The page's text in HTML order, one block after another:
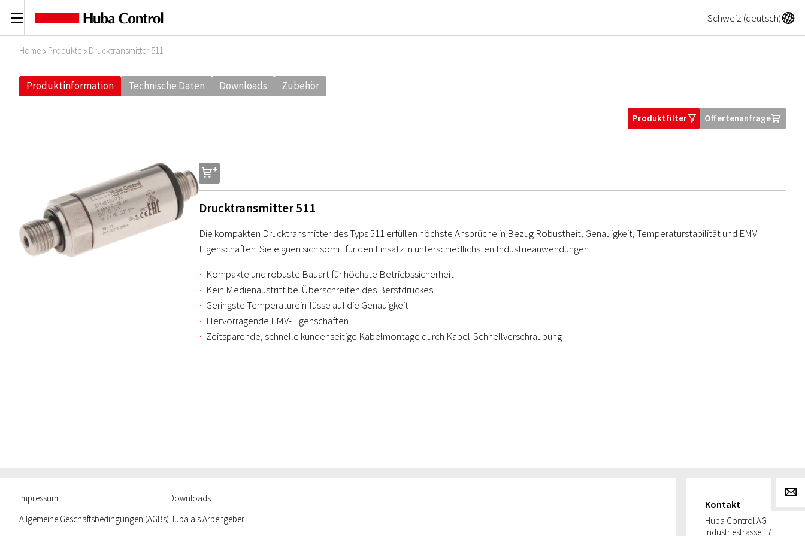
C Schweiz (deutsch)A
Home I Produkte I Drucktransmitter 511
Produktinformation Technische Daten Downloads Zubehör
ProduktfilterO OffertenanfrageU
s
Drucktransmitter 511
Die kompakten Drucktransmitter des Typs 511 erfüllen höchste Ansprüche in Bezug Robustheit, Genauigkeit, Temperaturstabilität und EMV
Eigenschaften. Sie eignen sich somit für den Einsatz in unterschiedlichsten Industrieanwendungen.
Kompakte und robuste Bauart für höchste Betriebssicherheit
Kein Medienaustritt bei Überschreiten des Berstdruckes
Geringste Temperatureinflüsse auf die Genauigkeit
Hervorragende EMV-Eigenschaften
Zeitsparende, schnelle kundenseitige Kabelmontage durch Kabel-Schnellverschraubung
Impressum
Allgemeine Geschäftsbedingungen (AGBs)
Downloads
Huba als Arbeitgeber
Kontakt
Huba Control AG
Industriestrasse 17
g